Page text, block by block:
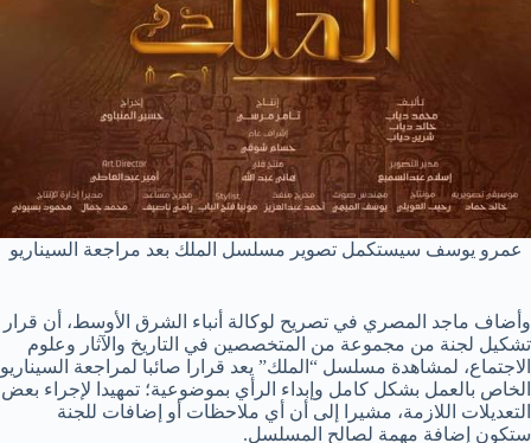
عمرو يوسف سيستكمل تصوير مسلسل الملك بعد مراجعة السيناريو
وأضاف ماجد المصري في تصريح لوكالة أنباء الشرق الأوسط، أن قرار
تشكيل لجنة من مجموعة من المتخصصين في التاريخ والآثار وعلوم
الاجتماع، لمشاهدة مسلسل “الملك” يعد قرارا صائبا لمراجعة السيناريو
الخاص بالعمل بشكل كامل وإبداء الرأي بموضوعية؛ تمهيدا لإجراء بعض
التعديلات اللازمة، مشيرا إلى أن أي ملاحظات أو إضافات للجنة
ستكون إضافة مهمة لصالح المسلسل.